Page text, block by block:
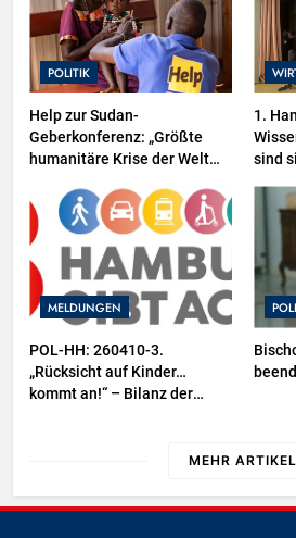
POLITIK
Help zur Sudan-
Geberkonferenz: „Größte
humanitäre Krise der Welt
1.
sind
MELDUNGEN
POL-HH: 260410-3.
„Rücksicht auf Kinder…
kommt an!“ – Bilanz der
MEHR ARTIKEL